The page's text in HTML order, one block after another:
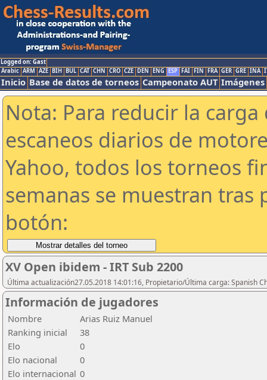
Logged on: Gast
Arabic ARM AZE BIH BUL CAT CHN CRO CZE DEN ENG ESP FAI FIN FRA GER GRE INA
Inicio Base de datos de torneos Campeonato AUT Imágenes
Nota: Para reducir la
escaneos diarios de
Yahoo, todos los torneos
semanas se muestran tras
botón:
XV Open ibidem - IRT Sub 2200
Última actualización27.05.2018 14:01:16, Propietario/Última carga: Spanish
Información de jugadores
Nombre
Arias Ruiz Manuel
Ranking inicial
38
Elo
0
Elo nacional
0
Elo internacional 0